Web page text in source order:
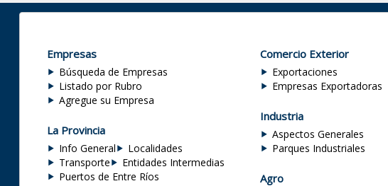
Empresas
Búsqueda de Empresas
Listado por Rubro
Agregue su Empresa
La Provincia
Info General
Localidades
Transporte
Entidades Intermedias
Puertos de Entre Ríos
Comercio Exterior
Exportaciones
Empresas Exportadoras
Industria
Aspectos Generales
Parques Industriales
Agro